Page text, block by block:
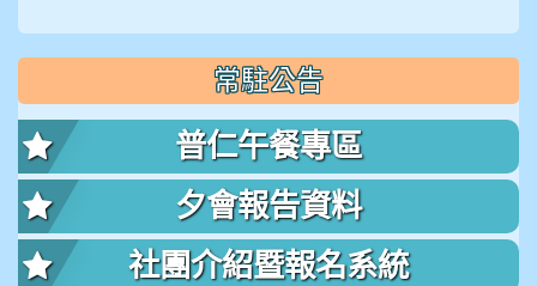
常駐公告
普仁午餐專區
夕會報告資料
社團介紹暨報名系統